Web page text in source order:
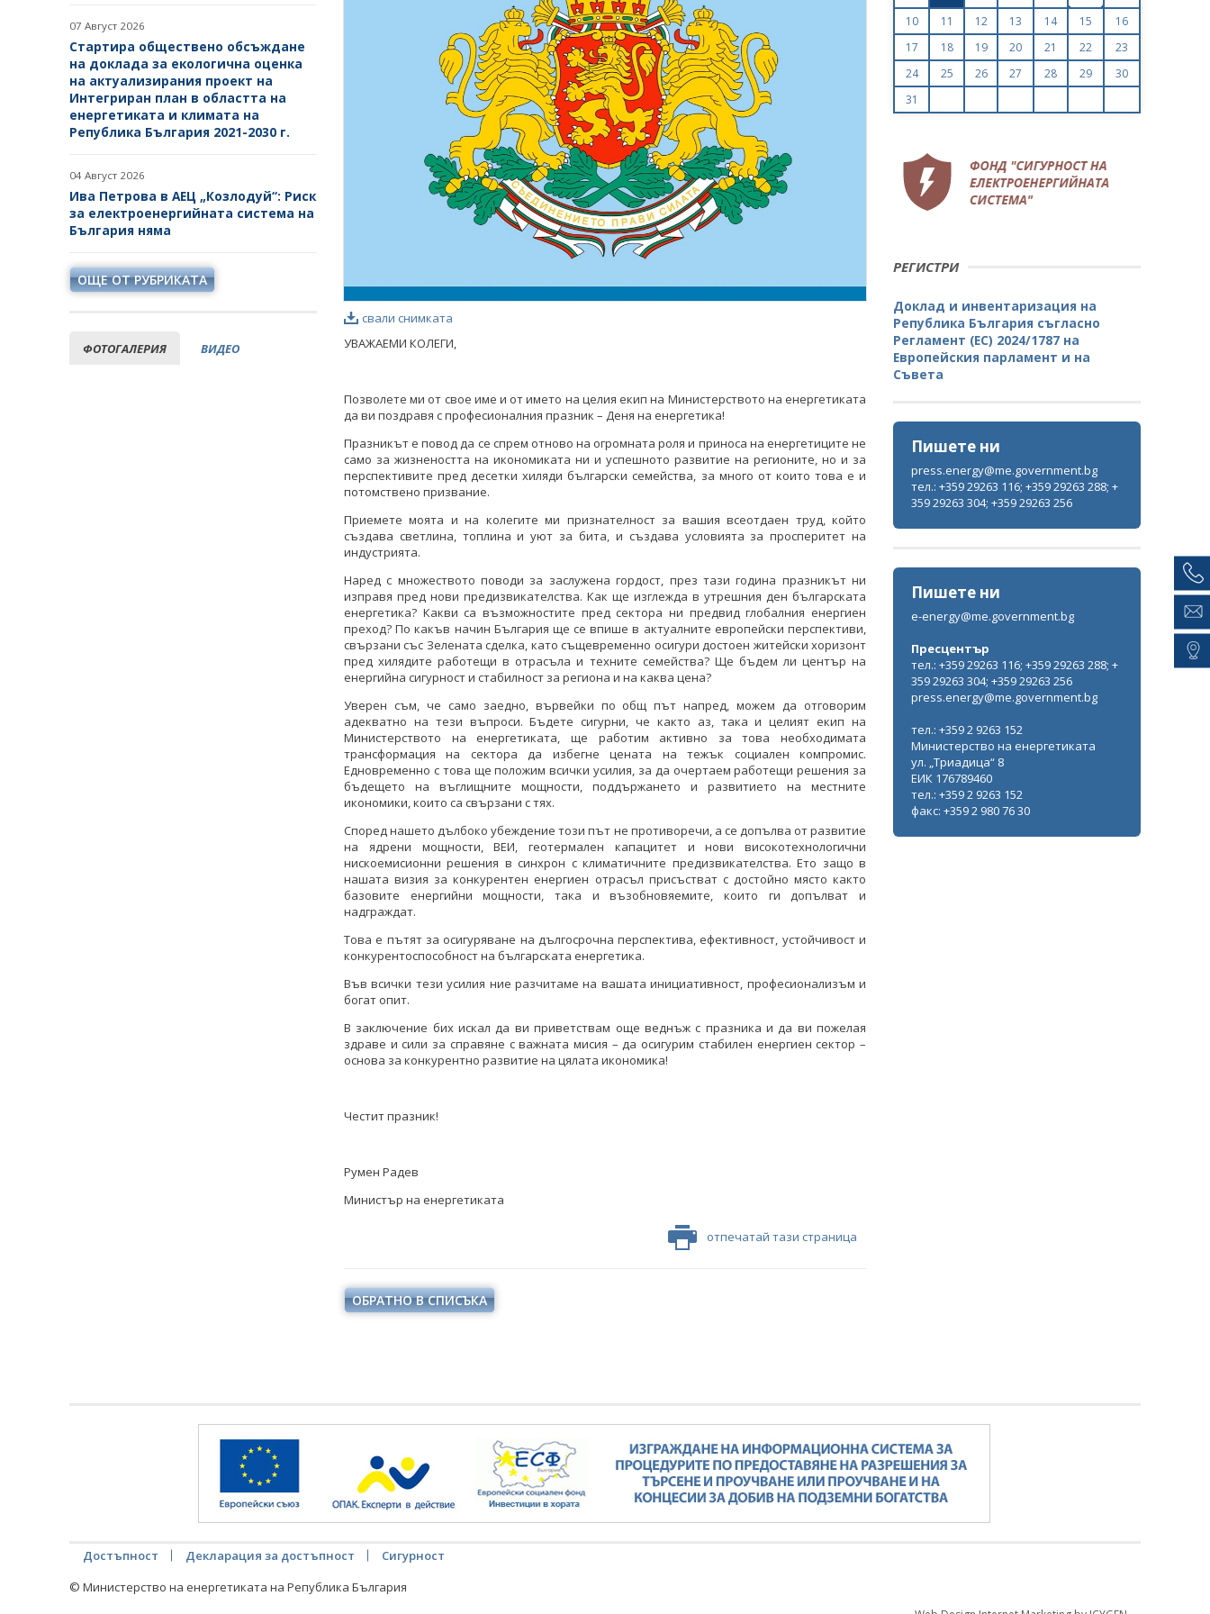
07 Август 2026
Стартира обществено обсъждане
на доклада за екологична оценка
на актуализирания проект на
Интегриран план в областта на
енергетиката и климата на
Република България 2021-2030 г.
04 Август 2026
Ива Петрова в АЕЦ „Козлодуй“: Риск
за електроенергийната система на
България няма
ОЩЕ ОТ РУБРИКАТА
ФОТОГАЛЕРИЯ ВИДЕО
свали снимката
УВАЖАЕМИ КОЛЕГИ,
Позволете ми от свое име и от името на целия екип на Министерството на енергетиката
да ви поздравя с професионалния празник – Деня на енергетика!
Празникът е повод да се спрем отново на огромната роля и приноса на енергетиците не
само за жизнеността на икономиката ни и успешното развитие на регионите, но и за
перспективите пред десетки хиляди български семейства, за много от които това е и
потомствено призвание.
Приемете моята и на колегите ми признателност за вашия всеотдаен труд, който
създава светлина, топлина и уют за бита, и създава условията за просперитет на
индустрията.
Наред с множеството поводи за заслужена гордост, през тази година празникът ни
изправя пред нови предизвикателства. Как ще изглежда в утрешния ден българската
енергетика? Какви са възможностите пред сектора ни предвид глобалния енергиен
преход? По какъв начин България ще се впише в актуалните европейски перспективи,
свързани със Зелената сделка, като същевременно осигури достоен житейски хоризонт
пред хилядите работещи в отрасъла и техните семейства? Ще бъдем ли център на
енергийна сигурност и стабилност за региона и на каква цена?
Уверен съм, че само заедно, вървейки по общ път напред, можем да отговорим
адекватно на тези въпроси. Бъдете сигурни, че както аз, така и целият екип на
Министерството на енергетиката, ще работим активно за това необходимата
трансформация на сектора да избегне цената на тежък социален компромис.
Едновременно с това ще положим всички усилия, за да очертаем работещи решения за
бъдещето на въглищните мощности, поддържането и развитието на местните
икономики, които са свързани с тях.
Според нашето дълбоко убеждение този път не противоречи, а се допълва от развитие
на ядрени мощности, ВЕИ, геотермален капацитет и нови високотехнологични
нискоемисионни решения в синхрон с климатичните предизвикателства. Ето защо в
нашата визия за конкурентен енергиен отрасъл присъстват с достойно място както
базовите енергийни мощности, така и възобновяемите, които ги допълват и
надграждат.
Това е пътят за осигуряване на дългосрочна перспектива, ефективност, устойчивост и
конкурентоспособност на българската енергетика.
Във всички тези усилия ние разчитаме на вашата инициативност, професионализъм и
богат опит.
В заключение бих искал да ви приветствам още веднъж с празника и да ви пожелая
здраве и сили за справяне с важната мисия – да осигурим стабилен енергиен сектор –
основа за конкурентно развитие на цялата икономика!
Честит празник!
Румен Радев
Министър на енергетиката
отпечатай тази страница
ОБРАТНО В СПИСЪКА
10
11 12 13 14 15
16
17
18 19 20 21 22
23
24
25 26 27 28 29
30
31
РЕГИСТРИ
Доклад и инвентаризация на
Република България съгласно
Регламент (ЕС) 2024/1787 на
Европейския парламент и на
Съвета
Пишете ни
press.energy@me.government.bg
тел.: +359 29263 116; +359 29263 288; +
359 29263 304; +359 29263 256
Пишете ни
e-energy@me.government.bg
Пресцентър
тел.: +359 29263 116; +359 29263 288; +
359 29263 304; +359 29263 256
press.energy@me.government.bg
тел.: +359 2 9263 152
Министерство на енергетиката
ул. „Триадица“ 8
ЕИК 176789460
тел.: +359 2 9263 152
факс: +359 2 980 76 30
Достъпност Декларация за достъпност
Сигурност
© Министерство на енергетиката на Република България